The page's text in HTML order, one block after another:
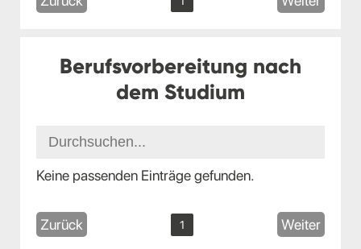
Berufsvorbereitung nach
dem Studium
Keine passenden Einträge gefunden.
Zurück 1 Weiter